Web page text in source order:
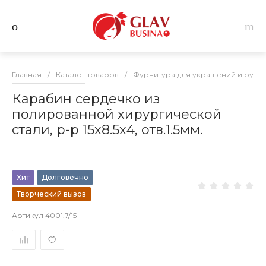
Главная / Каталог товаров / Фурнитура для украшений и
Карабин сердечко из
полированной хирургической
стали, р-р 15х8.5х4, отв.1.5мм.
Хит
Долговечно
Творческий вызов
Артикул 4001.7/15